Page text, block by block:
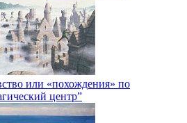
или «похождения» по
центр”